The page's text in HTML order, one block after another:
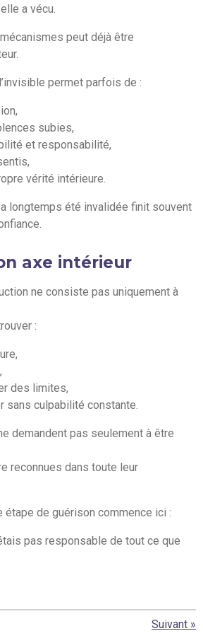
a vécu.
peut déjà être
permet parfois de :
subies,
et responsabilité,
vérité intérieure.
longtemps été invalidée finit souvent
axe intérieur
ne consiste pas uniquement à
:
des limites,
sans culpabilité constante.
demandent pas seulement à être
reconnues dans toute leur
étape de guérison commence ici :
pas responsable de tout ce que
Suivant »